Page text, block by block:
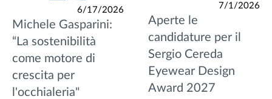
6/17/2026
Michele Gasparini:
“La sostenibilità
come motore di
crescita per
l'occhialeria"
7/1/2026
Aperte le
candidature per il
Sergio Cereda
Eyewear Design
Award 2027